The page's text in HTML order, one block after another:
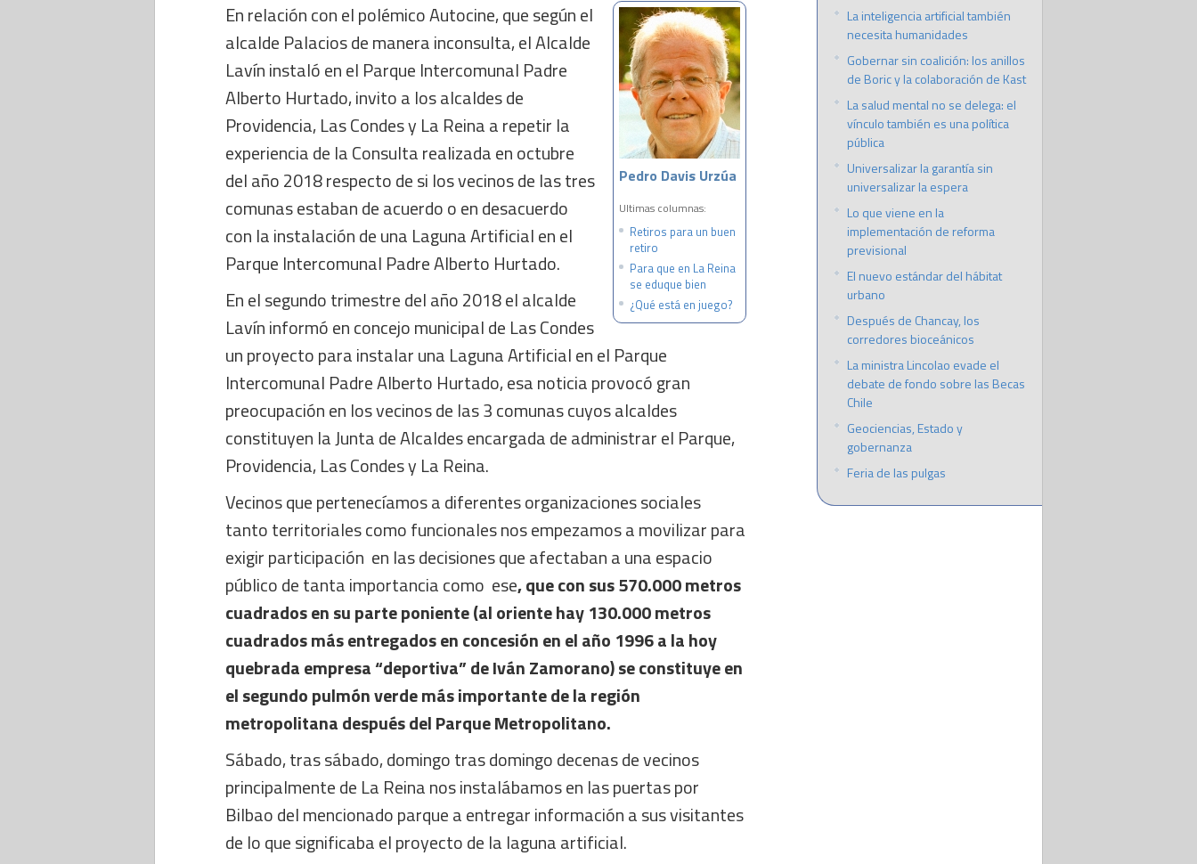
Pedro Davis Urzúa
Ultimas columnas:
Retiros para un buen
retiro
Para que en La Reina
se eduque bien
¿Qué está en juego?
En relación con el polémico Autocine, que según el
alcalde Palacios de manera inconsulta, el Alcalde
Lavín instaló en el Parque Intercomunal Padre
Alberto Hurtado, invito a los alcaldes de
Providencia, Las Condes y La Reina a repetir la
experiencia de la Consulta realizada en octubre
del año 2018 respecto de si los vecinos de las tres
comunas estaban de acuerdo o en desacuerdo
con la instalación de una Laguna Artificial en el
Parque Intercomunal Padre Alberto Hurtado.
En el segundo trimestre del año 2018 el alcalde
Lavín informó en concejo municipal de Las Condes
un proyecto para instalar una Laguna Artificial en el Parque
Intercomunal Padre Alberto Hurtado, esa noticia provocó gran
preocupación en los vecinos de las 3 comunas cuyos alcaldes
constituyen la Junta de Alcaldes encargada de administrar el Parque,
Providencia, Las Condes y La Reina.
Vecinos que pertenecíamos a diferentes organizaciones sociales
tanto territoriales como funcionales nos empezamos a movilizar para
exigir participación en las decisiones que afectaban a una espacio
público de tanta importancia como ese, que con sus 570.000 metros
cuadrados en su parte poniente (al oriente hay 130.000 metros
cuadrados más entregados en concesión en el año 1996 a la hoy
quebrada empresa “deportiva” de Iván Zamorano) se constituye en
el segundo pulmón verde más importante de la región
metropolitana después del Parque Metropolitano.
Sábado, tras sábado, domingo tras domingo decenas de vecinos
principalmente de La Reina nos instalábamos en las puertas por
Bilbao del mencionado parque a entregar información a sus visitantes
de lo que significaba el proyecto de la laguna artificial.
La inteligencia artificial también
necesita humanidades
Gobernar sin coalición: los anillos
de Boric y la colaboración de Kast
La salud mental no se delega: el
vínculo también es una política
pública
Universalizar la garantía sin
universalizar la espera
Lo que viene en la
implementación de reforma
previsional
El nuevo estándar del hábitat
urbano
Después de Chancay, los
corredores bioceánicos
La ministra Lincolao evade el
debate de fondo sobre las Becas
Chile
Geociencias, Estado y
gobernanza
Feria de las pulgas